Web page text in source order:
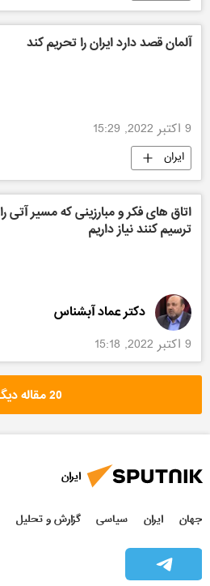
آلمان قصد دارد ایران را تحریم کند
9 اکتبر 2022, 15:29
ایران
اتاق های فکر و مبارزینی که مسیر آتی را
ترسیم کنند نیاز داریم
دکتر عماد آبشناس
9 اکتبر 2022, 15:18
20 مقاله دیگر
ایران
جهان ایران سیاسی گزارش و تحلیل